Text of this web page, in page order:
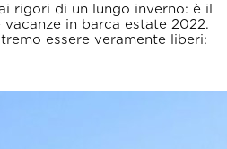
rigori di un lungo inverno: è il
in barca estate 2022.
essere veramente liberi: